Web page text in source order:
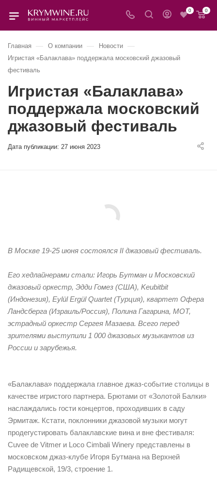
0 0
Главная — О компании — Новости —
Игристая «Балаклава» поддержала московский джазовый
фестиваль
Игристая «Балаклава»
поддержала московский
джазовый фестиваль
Дата публикации: 27 июня 2023
В Москве 19-25 июня состоялся II джазовый фестиваль.
Его хедлайнерами стали: Игорь Бутман и Московский
джазовый оркестр, Эдди Гомез (США), Keubitbit
(Индонезия), Eylül Ergül Quartet (Турция), квартет Офера
Ландсберга (Израиль/Россия), Полина Гагарина, МОТ,
эстрадный оркестр Сергея Мазаева. Всего перед
зрителями выступили 1 000 джазовых музыкантов из
России и зарубежья.
«Балаклава» поддержала главное джаз-событие столицы в
качестве игристого партнера. Брютами от «Золотой Балки»
наслаждались гости концертов, проходивших в саду
Эрмитаж. Кстати, поклонники джазовой музыки могут
продегустировать балаклавские вина и вне фестиваля:
Cuvee de Vitmer и Loco Cimbali Winery представлены в
московском джаз-клубе Игоря Бутмана на Верхней
Радищевской, 19/3, строение 1.